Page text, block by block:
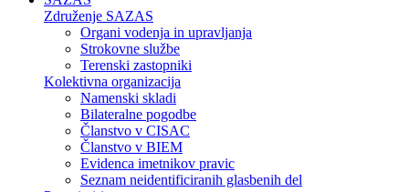
Združenje SAZAS
Organi vodenja in upravljanja
Strokovne službe
Terenski zastopniki
Kolektivna organizacija
Namenski skladi
Bilateralne pogodbe
Članstvo v CISAC
Članstvo v BIEM
Evidenca imetnikov pravic
Seznam neidentificiranih glasbenih del